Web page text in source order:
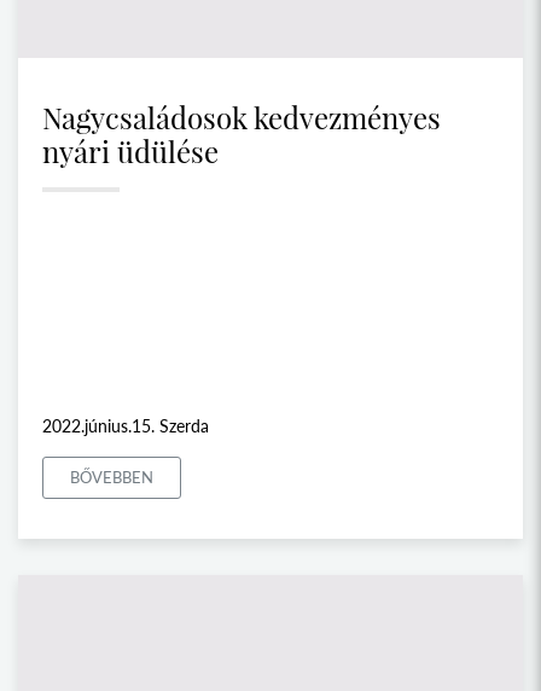
Nagycsaládosok kedvezményes
nyári üdülése
2022.június.15. Szerda
BŐVEBBEN